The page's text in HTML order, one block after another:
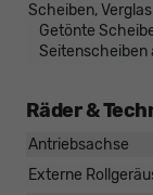
Scheiben,
Getönte
Seitenscheiben
Räder &
Antriebsachse
Externe